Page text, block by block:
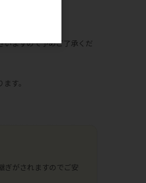
いますので予めご了承くだ
す。
ぎがされますのでご安